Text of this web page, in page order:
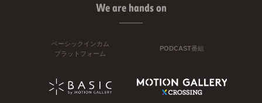
We are hands on
ベーシックインカム
プラットフォーム
PODCAST番組